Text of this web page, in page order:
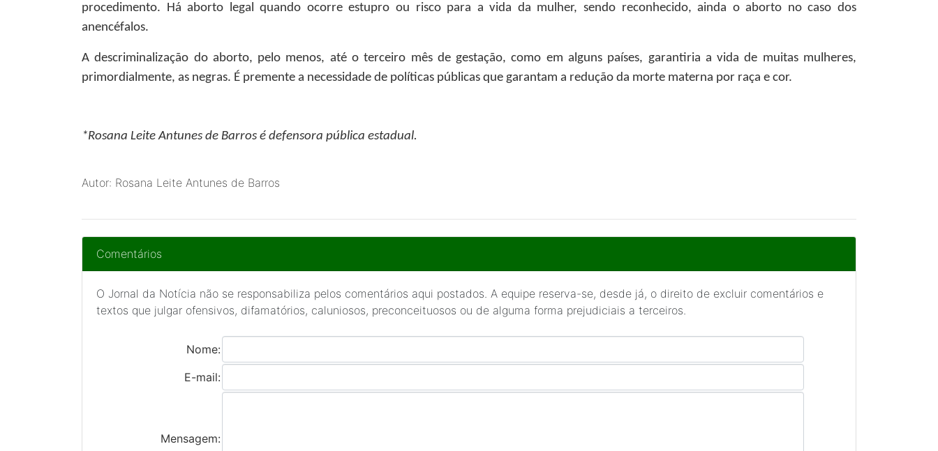
procedimento. Há aborto legal quando ocorre estupro ou risco para a vida da mulher, sendo reconhecido, ainda o aborto no caso dos
anencéfalos.
A descriminalização do aborto, pelo menos, até o terceiro mês de gestação, como em alguns países, garantiria a vida de muitas mulheres,
primordialmente, as negras. É premente a necessidade de políticas públicas que garantam a redução da morte materna por raça e cor.
*Rosana Leite Antunes de Barros é defensora pública estadual.
Autor: Rosana Leite Antunes de Barros
Comentários
O Jornal da Notícia não se responsabiliza pelos comentários aqui postados. A equipe reserva-se, desde já, o direito de excluir comentários e
textos que julgar ofensivos, difamatórios, caluniosos, preconceituosos ou de alguma forma prejudiciais a terceiros.
Nome:
E-mail:
Mensagem: